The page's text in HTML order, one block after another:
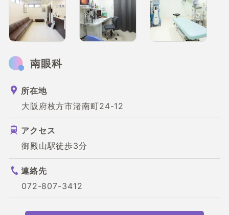
南眼科
所在地
大阪府枚方市渚南町24-12
アクセス
御殿山駅徒歩3分
連絡先
072-807-3412